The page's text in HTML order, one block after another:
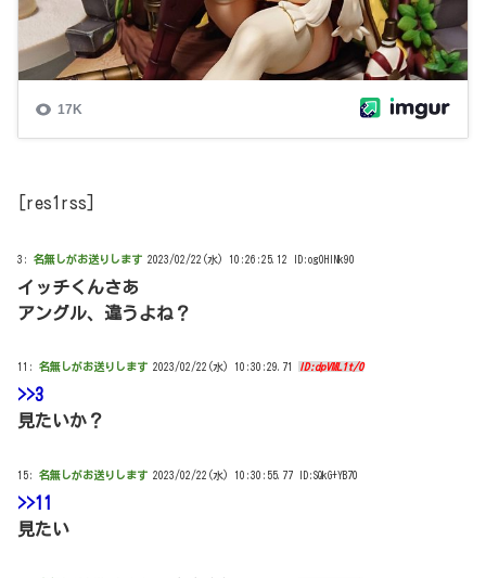
[res1rss]
3: 名無しがお送りします 2023/02/22(水) 10:26:25.12 ID:og0HlNk90
イッチくんさあ
アングル、違うよね？
11: 名無しがお送りします 2023/02/22(水) 10:30:29.71 ID:dpVML1t/0
>>3
見たいか？
15: 名無しがお送りします 2023/02/22(水) 10:30:55.77 ID:SQkG+YB70
>>11
見たい